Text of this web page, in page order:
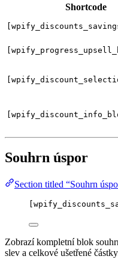
Shortcode
Souhrn úspor
Section titled “Souhrn
Zobrazí kompletní blok
slev a celkové ušetřené